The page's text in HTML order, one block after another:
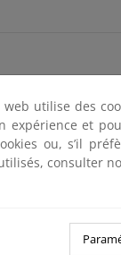
utilise des
expérience et
ou, s’il
consulter